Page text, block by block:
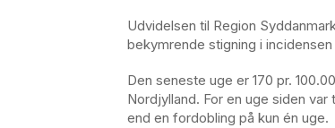
Udvidelsen til Region
bekymrende stigning i
Den seneste uge er 170 pr.
Nordjylland. For en uge siden
end en fordobling på kun én uge.